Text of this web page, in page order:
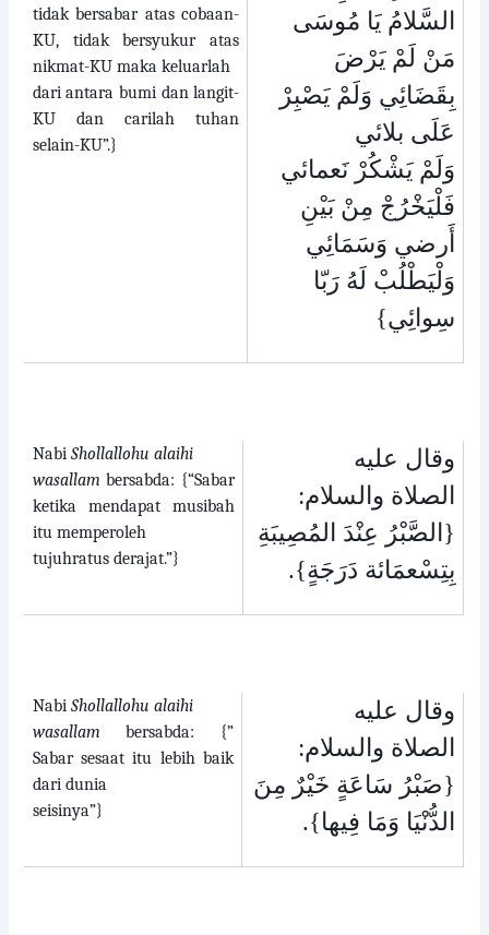
tidak bersabar atas cobaan-
KU, tidak bersyukur atas
nikmat-KU maka keluarlah
dari antara bumi dan langit-
KU dan carilah tuhan
selain-KU”.}
السَّلامُ يَا مُوسَى
مَنْ لَمْ يَرْضَ
بِقَضَائِي وَلَمْ يَصْبِرْ
عَلَى بلائي
وَلَمْ يَشْكُرْ نَعمائي
فَلْيَخْرُجْ مِنْ بَيْنِ
أَرضي وَسَمَائِي
وَلْيَطْلُبْ لَهُ رَبّا
سِوائِي}
Nabi Shollallohu alaihi
wasallam bersabda: {“Sabar
ketika mendapat musibah
itu memperoleh
tujuhratus derajat.”}
وقال عليه
الصلاة والسلام:
{الصَّبْرُ عِنْدَ المُصِيبَةِ
بِتِسْعمَائة دَرَجَةٍ}.
Nabi Shollallohu alaihi
wasallam bersabda: {”
Sabar sesaat itu lebih baik
dari dunia
seisinya”}
وقال عليه
الصلاة والسلام:
{صَبْرُ سَاعَةٍ خَيْرٌ مِنَ
الدُّنْيَا وَمَا فِيها}.